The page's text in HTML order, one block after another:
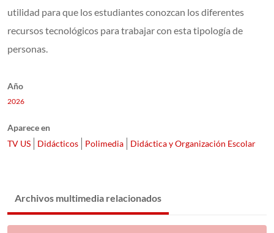
utilidad para que los estudiantes conozcan los diferentes
recursos tecnológicos para trabajar con esta tipología de
personas.
Año
2026
Aparece en
TV US
Didácticos Polimedia Didáctica y Organización Escolar
Archivos multimedia relacionados